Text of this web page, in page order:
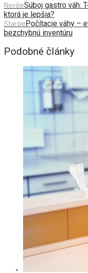
NovšieSúboj gastro váh:
ktorá je lepšia?
StaršiePočítacie váhy –
bezchybnú inventúru
Podobné články